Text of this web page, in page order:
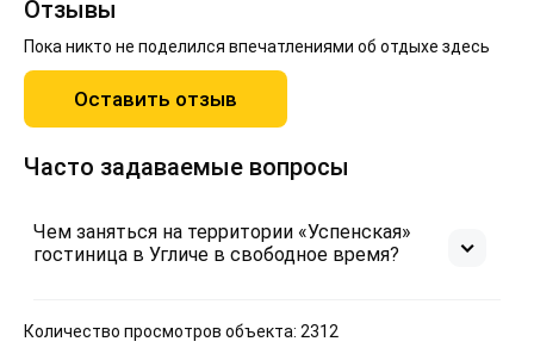
Отзывы
Пока никто не поделился впечатлениями об отдыхе здесь
Оставить отзыв
Часто задаваемые вопросы
Чем заняться на территории «Успенская»
гостиница в Угличе в свободное время?
Количество просмотров объекта: 2312